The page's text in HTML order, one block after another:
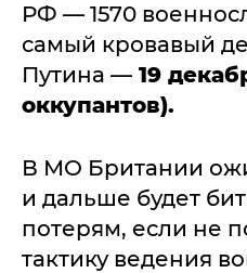
РФ — 1570
самый кровавый
Путина — 19
оккупантов).
В МО Британии
и дальше будет
потерям, если не
тактику ведения